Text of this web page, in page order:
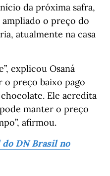
da próxima safra,
o preço do
atualmente na casa
explicou Osaná
o preço baixo pago
Ele acredita
manter o preço
afirmou.
do DN Brasil no